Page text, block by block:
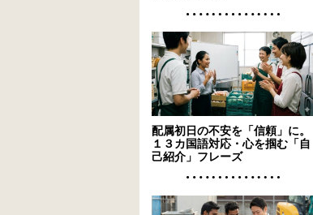
配属初日の不安を「信頼」に。
１３カ国語対応・心を掴む「自
己紹介」フレーズ